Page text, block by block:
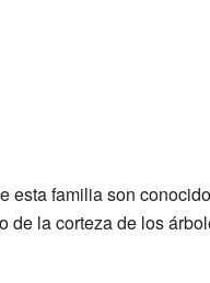
esta familia son
la corteza de los